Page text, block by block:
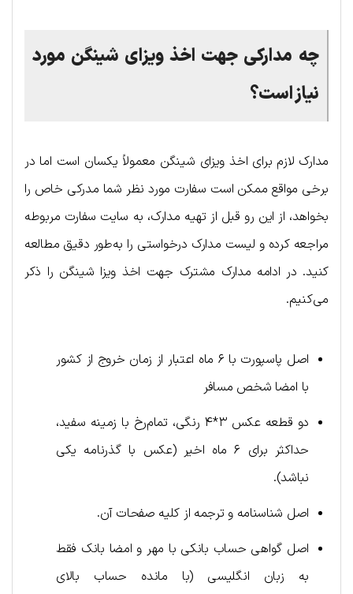
چه مدارکی جهت اخذ ویزا‌ی شینگن مورد
نیاز است؟
مدارک لازم برای اخذ ویزای شینگن معمولاً یکسان است اما در
برخی مواقع ممکن است سفارت مورد نظر شما مدرکی خاص را
بخواهد، از این رو قبل از تهیه مدارک، به سایت سفارت مربوطه
مراجعه کرده و لیست مدارک درخواستی را به‌طور دقیق مطالعه
کنید. در ادامه مدارک مشترک جهت اخذ ویزا شینگن را ذکر
می‌کنیم.
اصل پاسپورت با ۶ ماه اعتبار از زمان خروج از کشور
با امضا شخص مسافر
دو قطعه عکس ۳*۴ رنگی، تمام‌رخ با زمینه سفید،
حداکثر برای ۶ ماه اخیر (عکس با گذرنامه یکی
نباشد).
اصل شناسنامه و ترجمه از کلیه صفحات آن.
اصل گواهی حساب بانکی با مهر و امضا بانک فقط
به زبان انگلیسی (با مانده‌ حساب بالای